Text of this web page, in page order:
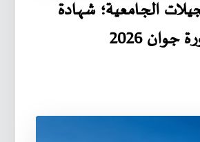
الجـامعية؛ شهـادة
جوان 2026